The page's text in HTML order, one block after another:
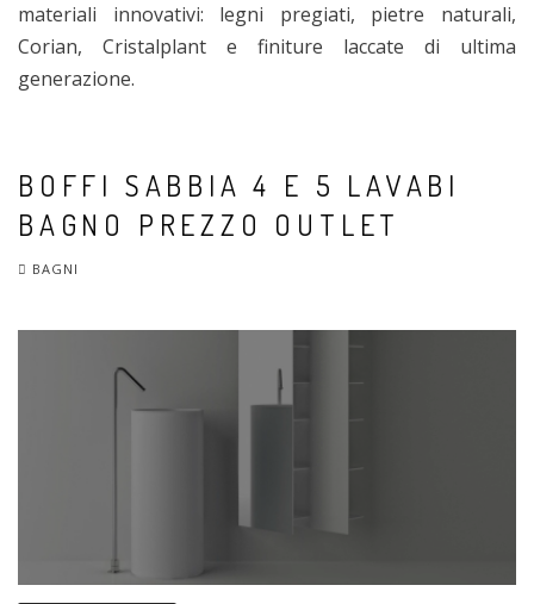
materiali innovativi: legni pregiati, pietre naturali,
Corian, Cristalplant e finiture laccate di ultima
generazione.
BOFFI SABBIA 4 E 5 LAVABI
BAGNO PREZZO OUTLET
BAGNI